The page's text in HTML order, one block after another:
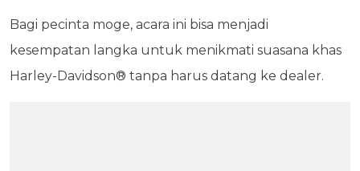
Bagi pecinta moge, acara ini bisa menjadi
kesempatan langka untuk menikmati suasana khas
Harley-Davidson® tanpa harus datang ke dealer.